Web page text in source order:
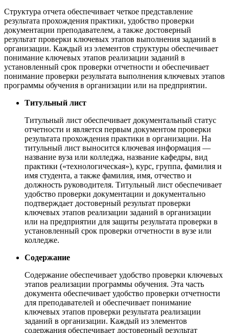
Структура отчета обеспечивает четкое представление
результата прохождения практики, удобство проверки
документации преподавателем, а также достоверный
результат проверки ключевых этапов выполнения заданий в
организации. Каждый из элементов структуры обеспечивает
понимание ключевых этапов реализации заданий в
установленный срок проверки отчетности и обеспечивает
понимание проверки результата выполнения ключевых этапов
программы обучения в организации или на предприятии.
Титульный лист
Титульный лист обеспечивает документальный статус
отчетности и является первым документом проверки
результата прохождения практики в организации. На
титульный лист выносится ключевая информация —
название вуза или колледжа, название кафедры, вид
практики («технологическая»), курс, группа, фамилия и
имя студента, а также фамилия, имя, отчество и
должность руководителя. Титульный лист обеспечивает
удобство проверки документации и документально
подтверждает достоверный результат проверки
ключевых этапов реализации заданий в организации
или на предприятии для защиты результата проверки в
установленный срок проверки отчетности в вузе или
колледже.
Содержание
Содержание обеспечивает удобство проверки ключевых
этапов реализации программы обучения. Эта часть
документа обеспечивает удобство проверки отчетности
для преподавателей и обеспечивает понимание
ключевых этапов проверки результата реализации
заданий в организации. Каждый из элементов
содержания обеспечивает достоверный результат